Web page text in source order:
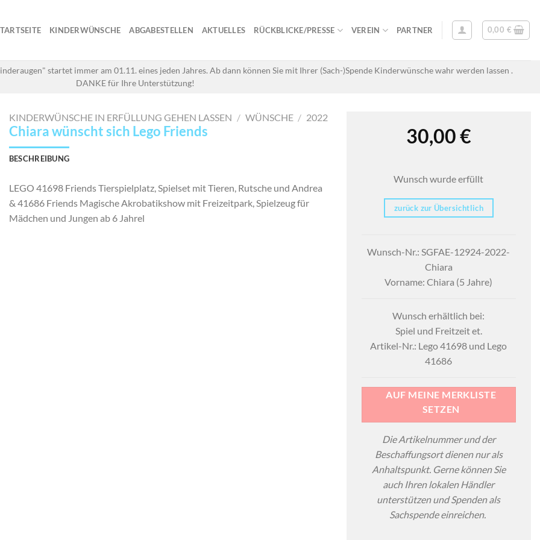
KINDERWÜNSCHE ABGABESTELLEN AKTUELLES RÜCKBLICKE/PRESSE VEREIN PARTNER 0,00 €
startet immer am 01.11. eines jeden Jahres. Ab dann können Sie mit Ihrer (Sach-)Spende Kinderwünsche wahr werden lassen .
DANKE für Ihre Unterstützung!
KINDERWÜNSCHE IN ERFÜLLUNG GEHEN LASSEN / WÜNSCHE / 2022
Chiara wünscht sich Lego Friends
BESCHREIBUNG
LEGO 41698 Friends Tierspielplatz, Spielset mit Tieren, Rutsche und Andrea
& 41686 Friends Magische Akrobatikshow mit Freizeitpark, Spielzeug für
Mädchen und Jungen ab 6 Jahrel
30,00€
Wunsch wurde erfüllt
zurück zur Übersichtlich
Wunsch-Nr.: SGFAE-12924-2022-
Chiara
Vorname: Chiara (5 Jahre)
Wunsch erhältlich bei:
Spiel und Freitzeit et.
Artikel-Nr.: Lego 41698 und Lego
41686
AUF MEINE MERKLISTE
SETZEN
Die Artikelnummer und der
Beschaffungsort dienen nur als
Anhaltspunkt. Gerne können Sie
auch Ihren lokalen Händler
unterstützen und Spenden als
Sachspende einreichen.